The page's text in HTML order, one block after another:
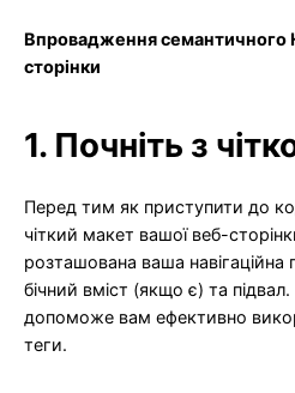
Впровадження семантичного
сторінки
1. Почніть з
Перед тим як приступити до
чіткий макет вашої веб-
розташована ваша навігаційна
бічний вміст (якщо є) та
допоможе вам ефективно
теги.